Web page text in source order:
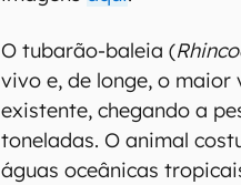
O tubarão-baleia (
vivo e, de longe, o
existente, chegando a
toneladas. O animal
águas oceânicas